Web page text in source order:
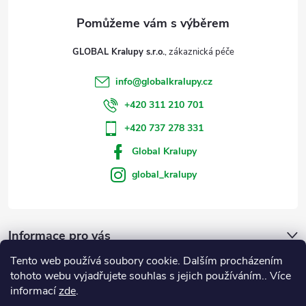
Tento web používá soubory cookie. Dalším procházením
tohoto webu vyjadřujete souhlas s jejich používáním.. Více
informacízde.
Informace pro vás
GLOBAL Kralupy s.r.o.
info@globalkralupy.cz
+420 311 210 701
+420 737 278 331
Global Kralupy
global_kralupy
Přijímáme online platby